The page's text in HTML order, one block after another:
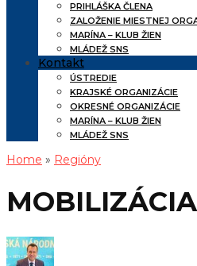
PRIHLÁŠKA ČLENA
ZALOŽENIE MIESTNEJ
MARÍNA – KLUB ŽIEN
MLÁDEŽ SNS
Kontakt
ÚSTREDIE
KRAJSKÉ ORGANIZÁCIE
OKRESNÉ ORGANIZÁCIE
MARÍNA – KLUB ŽIEN
MLÁDEŽ SNS
Home » Regióny